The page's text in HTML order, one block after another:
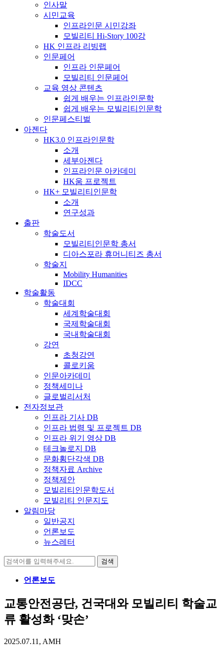
인사말
시민교육
인프라인문 시민강좌
모빌리티 Hi-Story 100강
HK 인프라 리빙랩
인문페어
인프라 인문페어
모빌리티 인문페어
교육 영상 콘텐츠
쉽게 배우는 인프라인문학
쉽게 배우는 모빌리티인문학
인문페스티벌
아젠다
HK3.0 인프라인문학
소개
세부아젠다
인프라인문 아카데미
HK움 프로젝트
HK+ 모빌리티인문학
소개
연구성과
출판
학술도서
모빌리티인문학 총서
디아스포라 휴머니티즈 총서
학술지
Mobility Humanities
IDCC
학술활동
학술대회
세계학술대회
국제학술대회
국내학술대회
강연
초청강연
콜로키움
인문아카데미
정책세미나
글로벌리서처
전자정보관
인프라 기사 DB
인프라 법령 및 프로젝트 DB
인프라 위기 영상 DB
테크놀로지 DB
문화횡단각색 DB
정책자료 Archive
정책제안
모빌리티인문학도서
모빌리티 인문지도
알림마당
일반공지
언론보도
뉴스레터
검
언론보도
교통안전공단, 건국대와 모빌리티 학술교
류 활성화 ‘맞손’
2025.07.11, AMH